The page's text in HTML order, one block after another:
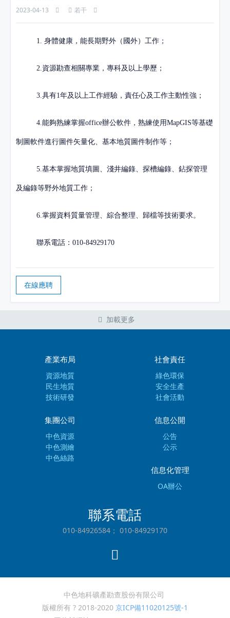
2023-04-13 若干
1. 身體健康，能長期野外（國外）工作；
2.資源勘查相關專業，專科及以上學歷；
3.具有1年及以上工作經驗，責任心及工作主動性強；
4.能夠熟練掌握office辦公軟件，熟練使用MapGIS等基礎
制圖軟件進行圖件矢量化、基本地質圖件制作等；
5.基本掌握地質填圖、淺井編錄、探槽編錄、鉆探管理
及編錄等野外地質工作；
6.掌握資料質量管理、綜合整理、歸檔等技術要求。
聯系電話： 010-84929170
在線應聘
加載更多
產業布局
資源地質
民生地質
技術研發
社會責任
綠色環保
安全生產
社會活動
集團公司
中色資源
中色測繪
中色絲路
信息公開
公告
公示
信息化管理
OA辦公
聯系電話
010-84926584； 010-84929170
中色地科礦產勘查股份有限公司
版權所有 ? 2018-2020 京ICP備11020125號-1